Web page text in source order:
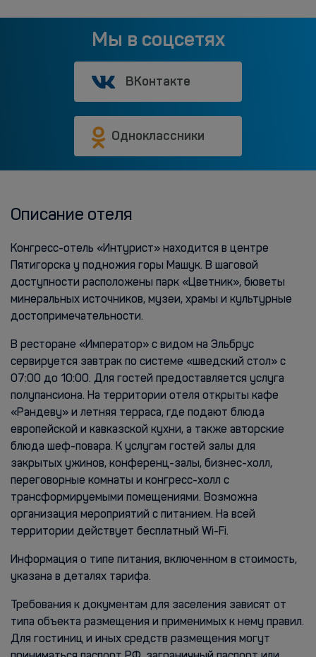
Мы в соцсетях
ВКонтакте
Одноклассники
Описание отеля
Конгресс-отель «Интурист» находится в центре
Пятигорска у подножия горы Машук. В шаговой
доступности расположены парк «Цветник», бюветы
минеральных источников, музеи, храмы и культурные
достопримечательности.
В ресторане «Император» с видом на Эльбрус
сервируется завтрак по системе «шведский стол» с
07:00 до 10:00. Для гостей предоставляется услуга
полупансиона. На территории отеля открыты кафе
«Рандеву» и летняя терраса, где подают блюда
европейской и кавказской кухни, а также авторские
блюда шеф-повара. К услугам гостей залы для
закрытых ужинов, конференц-залы, бизнес-холл,
переговорные комнаты и конгресс-холл с
трансформируемыми помещениями. Возможна
организация мероприятий с питанием. На всей
территории действует бесплатный Wi-Fi.
Информация о типе питания, включенном в стоимость,
указана в деталях тарифа.
Требования к документам для заселения зависят от
типа объекта размещения и применимых к нему правил.
Для гостиниц и иных средств размещения могут